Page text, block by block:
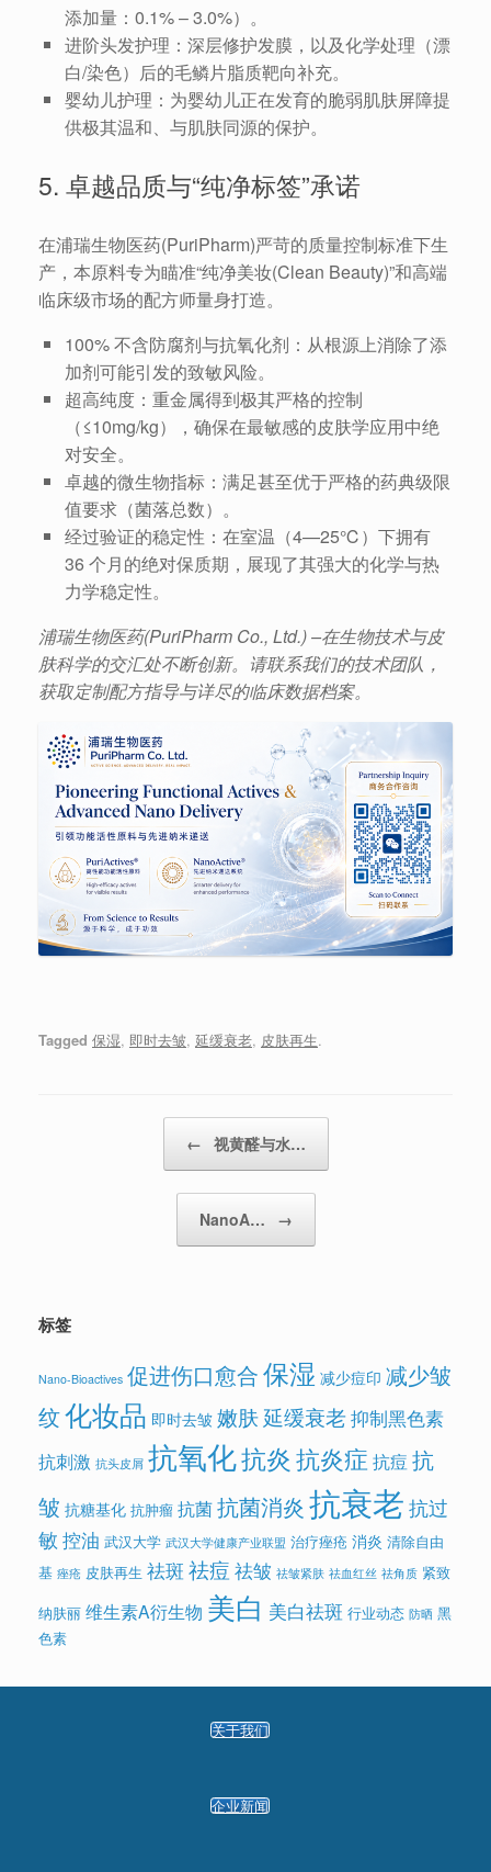
添加量：0.1% – 3.0%）。
进阶头发护理：深层修护发膜，以及化学处理（漂
白/染色）后的毛鳞片脂质靶向补充。
婴幼儿护理：为婴幼儿正在发育的脆弱肌肤屏障提
供极其温和、与肌肤同源的保护。
5. 卓越品质与“纯净标签”承诺
在浦瑞生物医药(PuriPharm)严苛的质量控制标准下生
产，本原料专为瞄准“纯净美妆(Clean Beauty)”和高端
临床级市场的配方师量身打造。
100% 不含防腐剂与抗氧化剂：从根源上消除了添
加剂可能引发的致敏风险。
超高纯度：重金属得到极其严格的控制
（≤10mg/kg），确保在最敏感的皮肤学应用中绝
对安全。
卓越的微生物指标：满足甚至优于严格的药典级限
值要求（菌落总数）。
经过验证的稳定性：在室温（4—25℃）下拥有
36 个月的绝对保质期，展现了其强大的化学与热
力学稳定性。
浦瑞生物医药(PuriPharm Co., Ltd.) –在生物技术与皮
肤科学的交汇处不断创新。请联系我们的技术团队，
获取定制配方指导与详尽的临床数据档案。
Tagged 保湿, 即时去皱, 延缓衰老, 皮肤再生.
← 视黄醛与水…
NanoA… →
标签
Nano-Bioactives 促进伤口愈合保湿 减少痘印 减少皱
纹化妆品 即时去皱嫩肤延缓衰老抑制黑色素
抗刺激 抗头皮屑 抗氧化抗炎抗炎症 抗痘 抗
皱 抗糖基化 抗肿瘤 抗菌抗菌消炎 抗衰老 抗过
敏 控油 武汉大学 武汉大学健康产业联盟 治疗痤疮 消炎 清除自由
基 痤疮 皮肤再生 祛斑 祛痘 祛皱 祛皱紧肤 祛血红丝 祛角质 紧致
纳肤丽 维生素A衍生物 美白 美白祛斑 行业动态 防晒 黑
色素
关于我们
企业新闻